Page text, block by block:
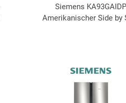
Siemens KA93GAIDP
Amerikanischer Side by